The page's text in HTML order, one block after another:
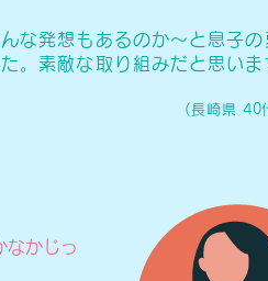
な発想もあるのか～と息子の
。素敵な取り組みだと思いま
(長崎県 40
なかじっ